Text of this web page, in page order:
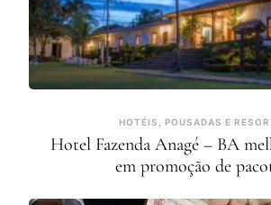
HOTÉIS, POUSADAS E
Hotel Fazenda Anagé – BA
em promoção de